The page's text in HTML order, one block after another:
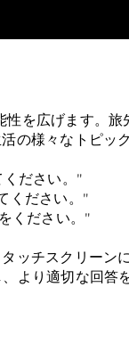
性を広げます
の様々なトピッ
ください。"
ください。"
ください。"
ッチスクリー
より適切な回答